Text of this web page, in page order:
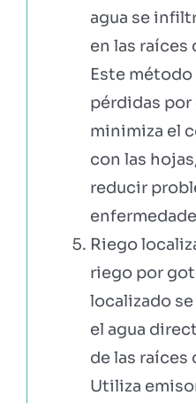
agua se
en las raíces
Este método
pérdidas por
minimiza el
con las
reducir
Riego
riego por
localizado
el agua
de las raíces
Utiliza